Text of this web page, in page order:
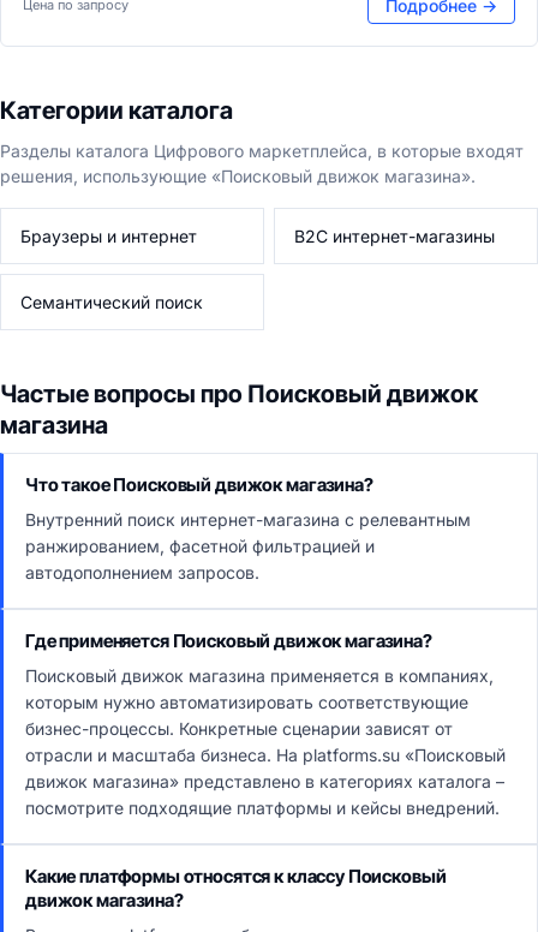
Цена по запросу Подробнее →
Категории каталога
Разделы каталога Цифрового маркетплейса, в которые входят
решения, использующие «Поисковый движок магазина».
Браузеры и интернет B2C интернет-магазины
Семантический поиск
Частые вопросы про Поисковый движок
магазина
Что такое Поисковый движок магазина?
Внутренний поиск интернет-магазина с релевантным
ранжированием, фасетной фильтрацией и
автодополнением запросов.
Где применяется Поисковый движок магазина?
Поисковый движок магазина применяется в компаниях,
которым нужно автоматизировать соответствующие
бизнес-процессы. Конкретные сценарии зависят от
отрасли и масштаба бизнеса. На platforms.su «Поисковый
движок магазина» представлено в категориях каталога –
посмотрите подходящие платформы и кейсы внедрений.
Какие платформы относятся к классу Поисковый
движок магазина?